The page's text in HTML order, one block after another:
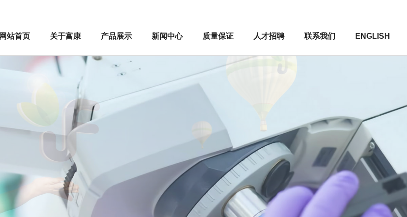
网站首页 关于富康 产品展示 新闻中心 质量保证 人才招聘 联系我们 ENGLISH